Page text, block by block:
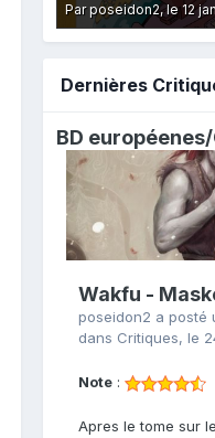
Par poseidon2,le 12
Dernières
BD européenes/
Wakfu -
poseidon2 a posté
dans Critiques, le
Note:
Apres le tome sur